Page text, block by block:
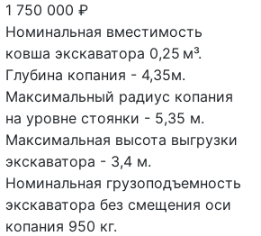
1 750 000₽
Номинальная вместимость
ковша экскаватора 0,25 м³.
Глубина копания - 4,35м.
Максимальный радиус копания
на уровне стоянки - 5,35 м.
Максимальная высота выгрузки
экскаватора - 3,4 м.
Номинальная грузоподъемность
экскаватора без смещения оси
копания 950 кг.